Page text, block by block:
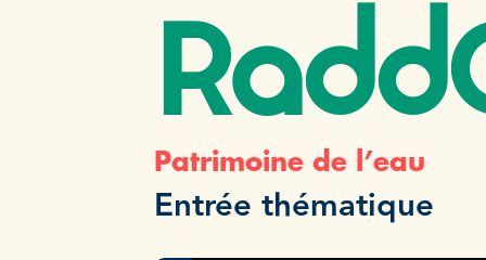
Patrimoine de l’eau
Entrée thématique